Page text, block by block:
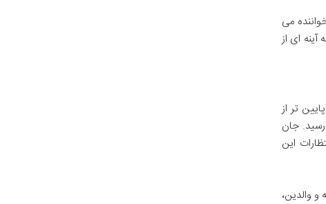
می
ای از
تر از
رسید. جان
این
والدین،